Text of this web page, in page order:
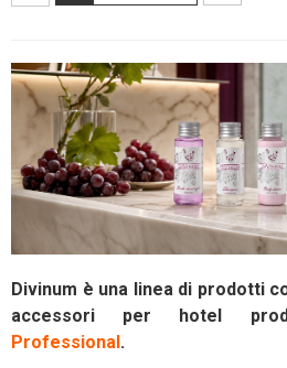
Divinum è una linea di prodotti
accessori per hotel
Professional .